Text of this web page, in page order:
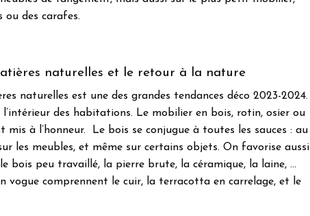
ou des carafes.
naturelles et le retour à la nature
naturelles est une des grandes tendances déco 2023-2024.
des habitations. Le mobilier en bois, rotin, osier ou
mis à l’honneur. Le bois se conjugue à toutes les sauces : au
les meubles, et même sur certains objets. On favorise aussi
bois peu travaillé, la pierre brute, la céramique, la laine, …
vogue comprennent le cuir, la terracotta en carrelage, et le